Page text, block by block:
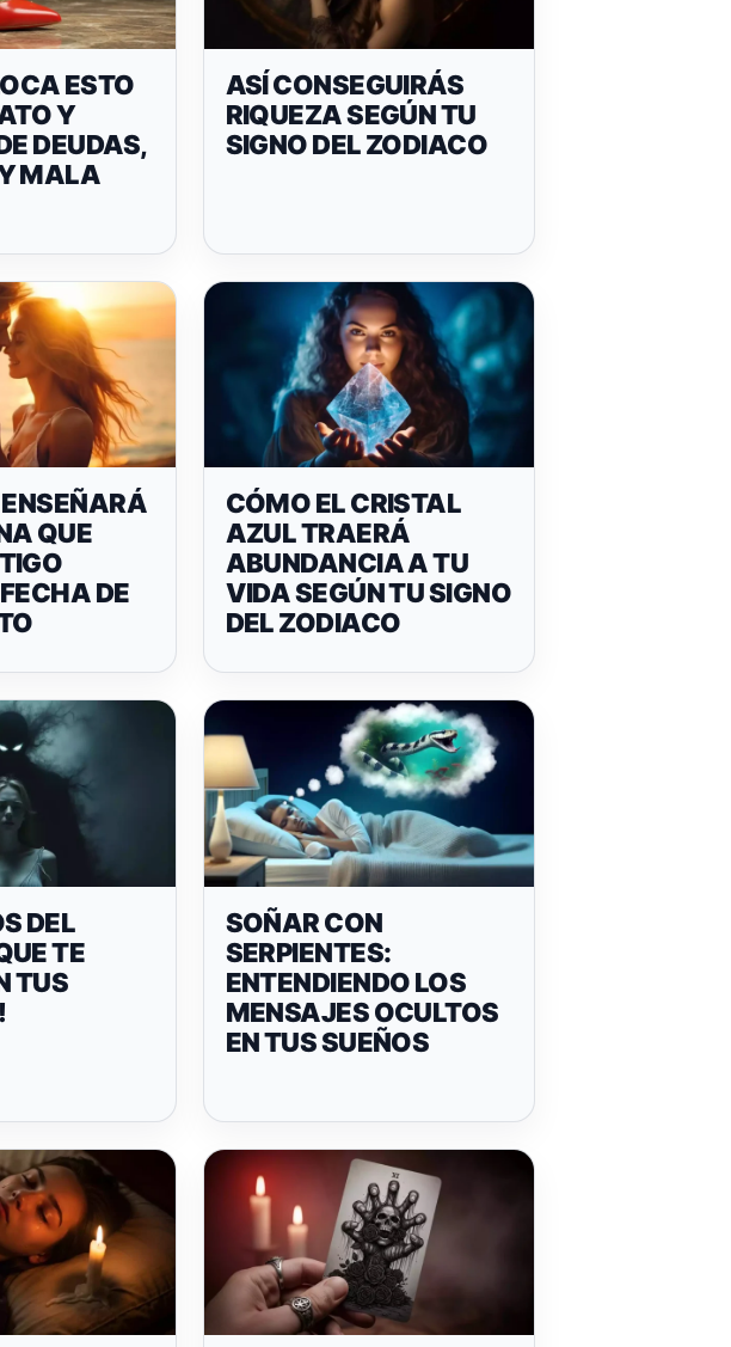
ESTO
Y
DEUDAS,
MALA
ASÍ CONSEGUIRÁS
RIQUEZA SEGÚN TU
SIGNO DEL ZODIACO
ENSEÑARÁ
QUE
DE
CÓMO EL CRISTAL
AZUL TRAERÁ
ABUNDANCIA A TU
VIDA SEGÚN TU SIGNO
DEL ZODIACO
DEL
TE
TUS
SOÑAR CON
SERPIENTES:
ENTENDIENDO LOS
MENSAJES OCULTOS
EN TUS SUEÑOS